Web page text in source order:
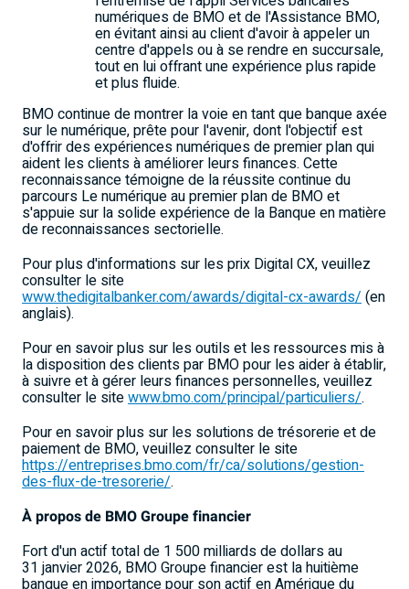
numériques de BMO et de l'Assistance BMO,
en évitant ainsi au client d'avoir à appeler un
centre d'appels ou à se rendre en succursale,
tout en lui offrant une expérience plus rapide
et plus fluide.
BMO continue de montrer la voie en tant que banque axée
sur le numérique, prête pour l'avenir, dont l'objectif est
d'offrir des expériences numériques de premier plan qui
aident les clients à améliorer leurs finances. Cette
reconnaissance témoigne de la réussite continue du
parcours Le numérique au premier plan de BMO et
s'appuie sur la solide expérience de la Banque en matière
de reconnaissances sectorielle.
Pour plus d'informations sur les prix Digital CX, veuillez
consulter le site
www.thedigitalbanker.com/awards/digital-cx-awards/(en
anglais).
Pour en savoir plus sur les outils et les ressources mis à
la disposition des clients par BMO pour les aider à établir,
à suivre et à gérer leurs finances personnelles, veuillez
consulter le sitewww.bmo.com/principal/particuliers/.
Pour en savoir plus sur les solutions de trésorerie et de
paiement de BMO, veuillez consulter le site
https://entreprises.bmo.com/fr/ca/solutions/gestion-
des-flux-de-tresorerie/.
À propos de BMO Groupe financier
Fort d'un actif total de 1 500 milliards de dollars au
31 janvier 2026, BMO Groupe financier est la huitième
banque en importance pour son actif en Amérique du